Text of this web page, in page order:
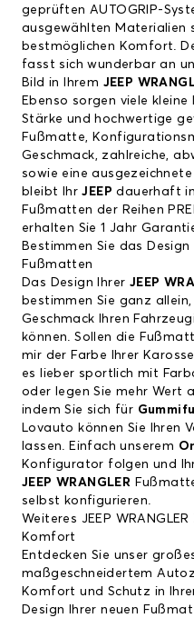
geprüften AUTOGRIP-
ausgewählten Materialien
bestmöglichen Komfort.
fasst sich wunderbar an
Bild in Ihrem JEEP
Ebenso sorgen viele
Stärke und hochwertige
Fußmatte,
Geschmack, zahlreiche,
sowie eine
bleibt IhrJEEP dauerhaft
Fußmatten der Reihen
erhalten Sie 1 Jahr
Bestimmen Sie das Design
Fußmatten
Das Design Ihrer JEEP
bestimmen Sie ganz
Geschmack Ihren
können. Sollen die
mir der Farbe Ihrer
es lieber sportlich mit
oder legen Sie mehr Wert
indem Sie sich für
Lovauto können Sie Ihren
lassen. Einfach unserem
Konfigurator folgen und
JEEP WRANGLER
selbst konfigurieren.
Weiteres JEEP
Komfort
Entdecken Sie unser
maßgeschneidertem
Komfort und Schutz in
Design Ihrer neuen